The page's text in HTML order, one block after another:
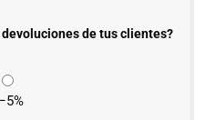
de tus clientes?